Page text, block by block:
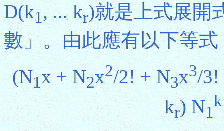
D(k1, ... kr)就是上式展開
數」。由此應有以下等式
(N1x + N2x2/2! + N3x3/3!
kr) N1
k